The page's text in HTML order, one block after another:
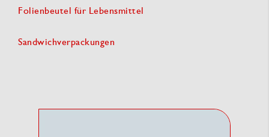
Folienbeutel für Lebensmittel
Sandwichverpackungen